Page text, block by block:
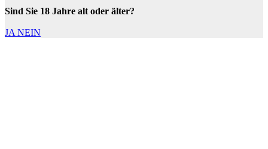
Sind Sie 18 Jahre alt oder älter?
JANEIN